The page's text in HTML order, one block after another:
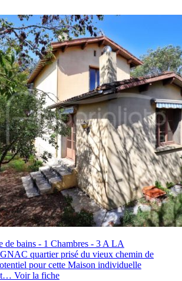
de bains - 1 Chambres - 3 A LA
quartier prisé du vieux chemin de
pour cette Maison individuelle
Voir la fiche